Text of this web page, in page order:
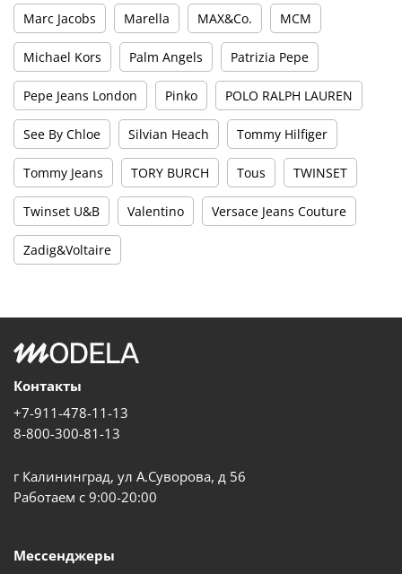
Marc Jacobs Marella MAX&Co. MCM
Michael Kors Palm Angels Patrizia Pepe
Pepe Jeans London Pinko POLO RALPH LAUREN
See By Chloe Silvian Heach Tommy Hilfiger
Tommy Jeans TORY BURCH Tous TWINSET
Twinset U&B Valentino Versace Jeans Couture
Zadig&Voltaire
Контакты
+7-911-478-11-13
8-800-300-81-13
г Калининград, ул А.Суворова, д 56
Работаем с 9:00-20:00
Мессенджеры